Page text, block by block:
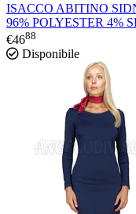
ISACCO ABITINO
96% POLYESTER 4%
€4688
Disponibile